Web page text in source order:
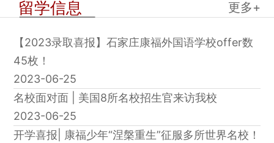
留学信息 更多+
【2023录取喜报】石家庄康福外国语学校offer数
45枚！
2023-06-25
名校面对面 | 美国8所名校招生官来访我校
2023-06-25
开学喜报| 康福少年“涅槃重生”征服多所世界名校！